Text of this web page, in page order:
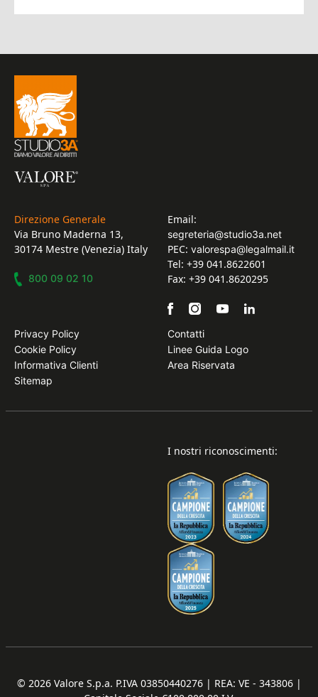
Direzione Generale
Via Bruno Maderna 13,
30174 Mestre (Venezia) Italy
800 09 02 10
Email:
segreteria@studio3a.net
PEC: valorespa@legalmail.it
Tel: +39 041.8622601
Fax: +39 041.8620295
Privacy Policy
Cookie Policy
Informativa Clienti
Sitemap
Contatti
Linee Guida Logo
Area Riservata
I nostri riconoscimenti:
© 2026 Valore S.p.a. P.IVA 03850440276 | REA: VE - 343806 |